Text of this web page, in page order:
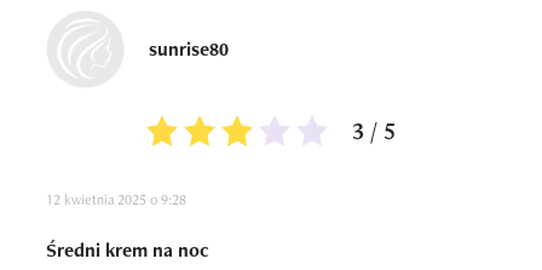
sunrise80
3 / 5
12 kwietnia 2025 o 9:28
Średni krem na noc